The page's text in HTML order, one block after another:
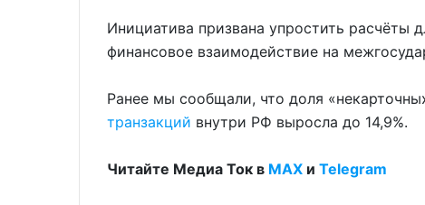
Инициатива призвана упростить расчёты
финансовое взаимодействие на
Ранее мы сообщали, что доля
транзакций внутри РФ выросла до 14,9%.
Читайте Медиа Ток в МАХ и Telegram